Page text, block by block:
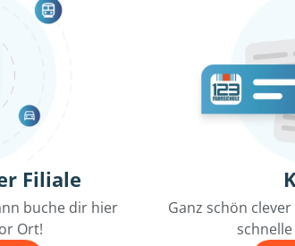
Filiale
buche dir hier
Ort!
Ganz schön